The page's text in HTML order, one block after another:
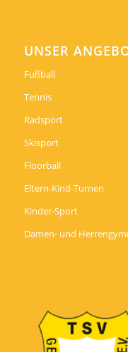
UNSER
Fußball
Tennis
Radsport
Skisport
Floorball
Eltern-Kind-Turnen
Kinder-Sport
Damen- und